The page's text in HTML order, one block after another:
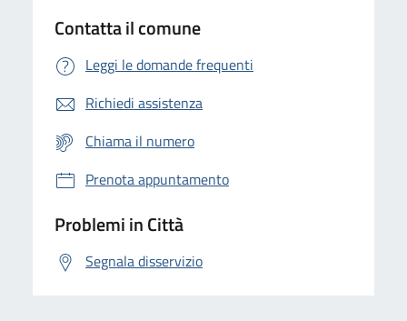
Contatta il comune
Leggi le domande frequenti
Richiedi assistenza
Chiama il numero
Prenota appuntamento
Problemi in Città
Segnala disservizio